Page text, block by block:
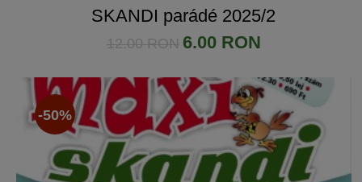
SKANDI parádé 2025/2
12.00 RON 6.00 RON
-50%